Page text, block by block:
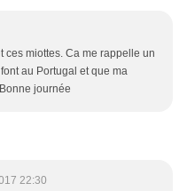
ces miottes. Ca me rappelle un
au Portugal et que ma
journée
22:30